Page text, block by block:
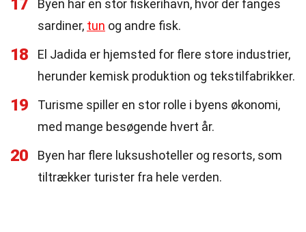
17
Byen har en stor fiskerihavn, hvor der fanges
sardiner, tun og andre fisk.
18
El Jadida er hjemsted for flere store industrier,
herunder kemisk produktion og tekstilfabrikker.
19
Turisme spiller en stor rolle i byens økonomi,
med mange besøgende hvert år.
20
Byen har flere luksushoteller og resorts, som
tiltrækker turister fra hele verden.